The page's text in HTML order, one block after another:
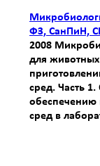
ФЗ, СанПиН,
2008
для
сред. Часть
обеспечению
сред в